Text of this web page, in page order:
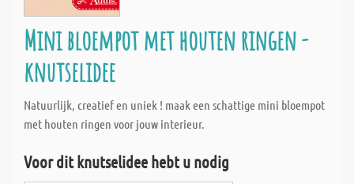
Mini bloempot met houten ringen -
knutselidee
Natuurlijk, creatief en uniek ! maak een schattige mini bloempot
met houten ringen voor jouw interieur.
Voor dit knutselidee hebt u nodig